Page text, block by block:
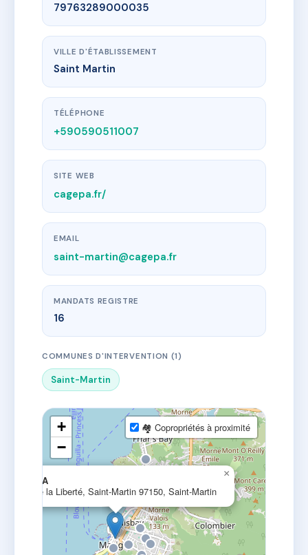
79763289000035
VILLE D'ÉTABLISSEMENT
Saint Martin
TÉLÉPHONE
+590590511007
SITE WEB
cagepa.fr/
EMAIL
saint-martin@cagepa.fr
MANDATS REGISTRE
16
COMMUNES D'INTERVENTION (1)
Saint-Martin
CAGEPA
8 rue de la Liberté, Saint-Martin 97150, Saint-Martin
×
+
−
🏘 Copropriétés à proximité